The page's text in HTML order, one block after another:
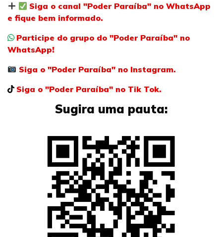
Siga o canal "Poder Paraíba" no WhatsApp
e fique bem informado.
Participe do grupo do "Poder Paraíba" no
WhatsApp!
Siga o "Poder Paraíba" no Instagram.
Siga o "Poder Paraíba" no Tik Tok.
Sugira uma pauta: